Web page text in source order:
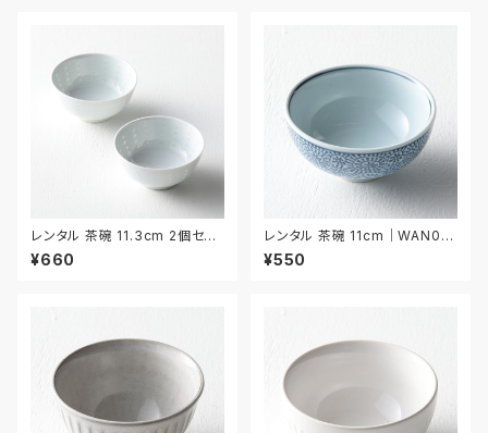
レンタル 茶碗 11.3cm 2個セッ
ト｜WAN033
¥660
レンタル 茶碗 11cm｜WAN03
4
¥550